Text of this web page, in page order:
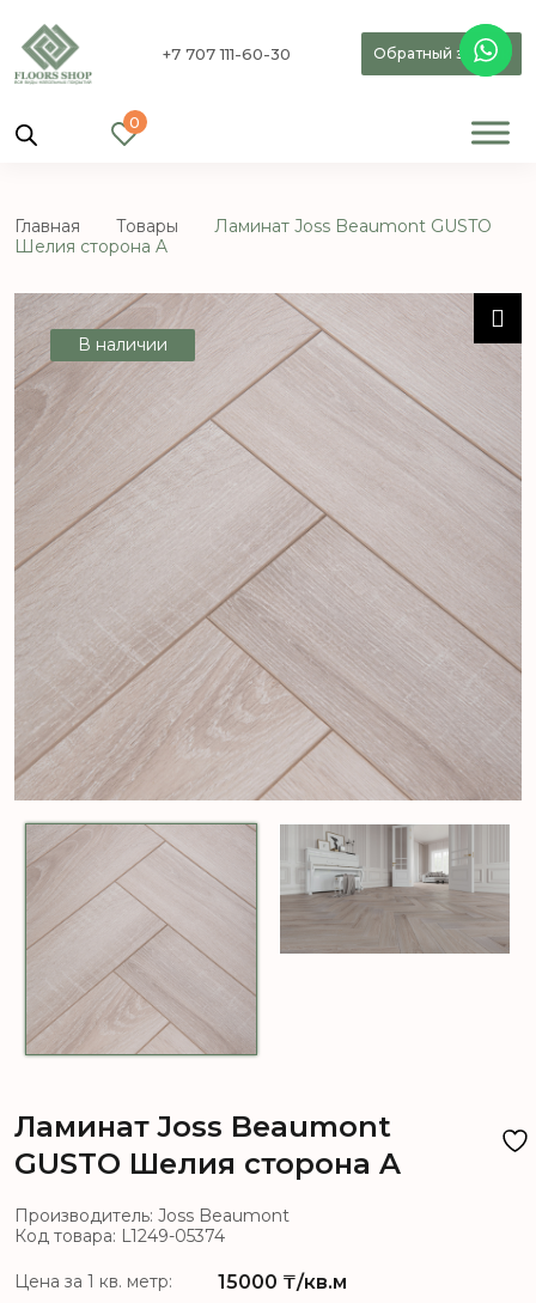
+7 707 111-60-30 Обратный звонок
0
Главная Товары
Ламинат Joss Beaumont GUSTO
Шелия сторона A
В наличии
Ламинат Joss Beaumont
GUSTO Шелия сторона A
Производитель: Joss Beaumont
Код товара: L1249-05374
Цена за 1 кв. метр: 15000 ₸/кв.м